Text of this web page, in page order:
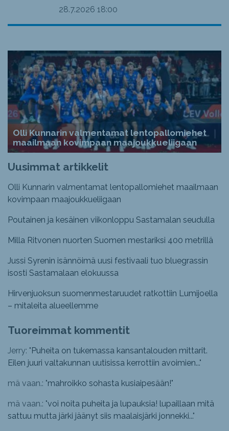
28.7.2026 18:00
Olli Kunnarin valmentamat lentopallomiehet
maailmaan kovimpaan maajoukkueliigaan
Uusimmat artikkelit
Olli Kunnarin valmentamat lentopallomiehet maailmaan
kovimpaan maajoukkueliigaan
Poutainen ja kesäinen viikonloppu Sastamalan seudulla
Milla Ritvonen nuorten Suomen mestariksi 400 metrillä
Jussi Syrenin isännöimä uusi festivaali tuo bluegrassin
isosti Sastamalaan elokuussa
Hirvenjuoksun suomenmestaruudet ratkottiin Lumijoella
– mitaleita alueellemme
Tuoreimmat kommentit
Jerry: "Puheita on tukemassa kansantalouden mittarit.
Eilen juuri valtakunnan uutisissa kerrottiin avoimien..."
mä vaan.: "mahroikko sohasta kusiaipesään!"
mä vaan.: "voi noita puheita ja lupauksia! lupaillaan mitä
sattuu mutta järki jäänyt siis maalaisjärki jonnekki..."